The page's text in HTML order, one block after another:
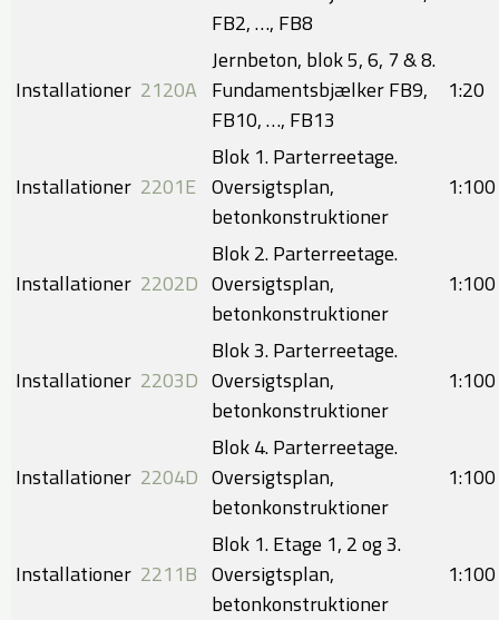
FB2, …, FB8
Installationer 2120A
Jernbeton, blok 5, 6, 7 & 8.
Fundamentsbjælker FB9,
FB10, …, FB13
​​1:20
Installationer 2201E
Blok 1. Parterreetage.
Oversigtsplan,
betonkonstruktioner
​1:100
Installationer 2202D
Blok 2. Parterreetage.
Oversigtsplan,
betonkonstruktioner
​​1:100
Installationer 2203D
Blok 3. Parterreetage.
Oversigtsplan,
betonkonstruktioner
​1:100
Installationer 2204D
Blok 4. Parterreetage.
Oversigtsplan,
betonkonstruktioner
​​1:100
Installationer 2211B
Blok 1. Etage 1, 2 og 3.
Oversigtsplan,
betonkonstruktioner
​1:100